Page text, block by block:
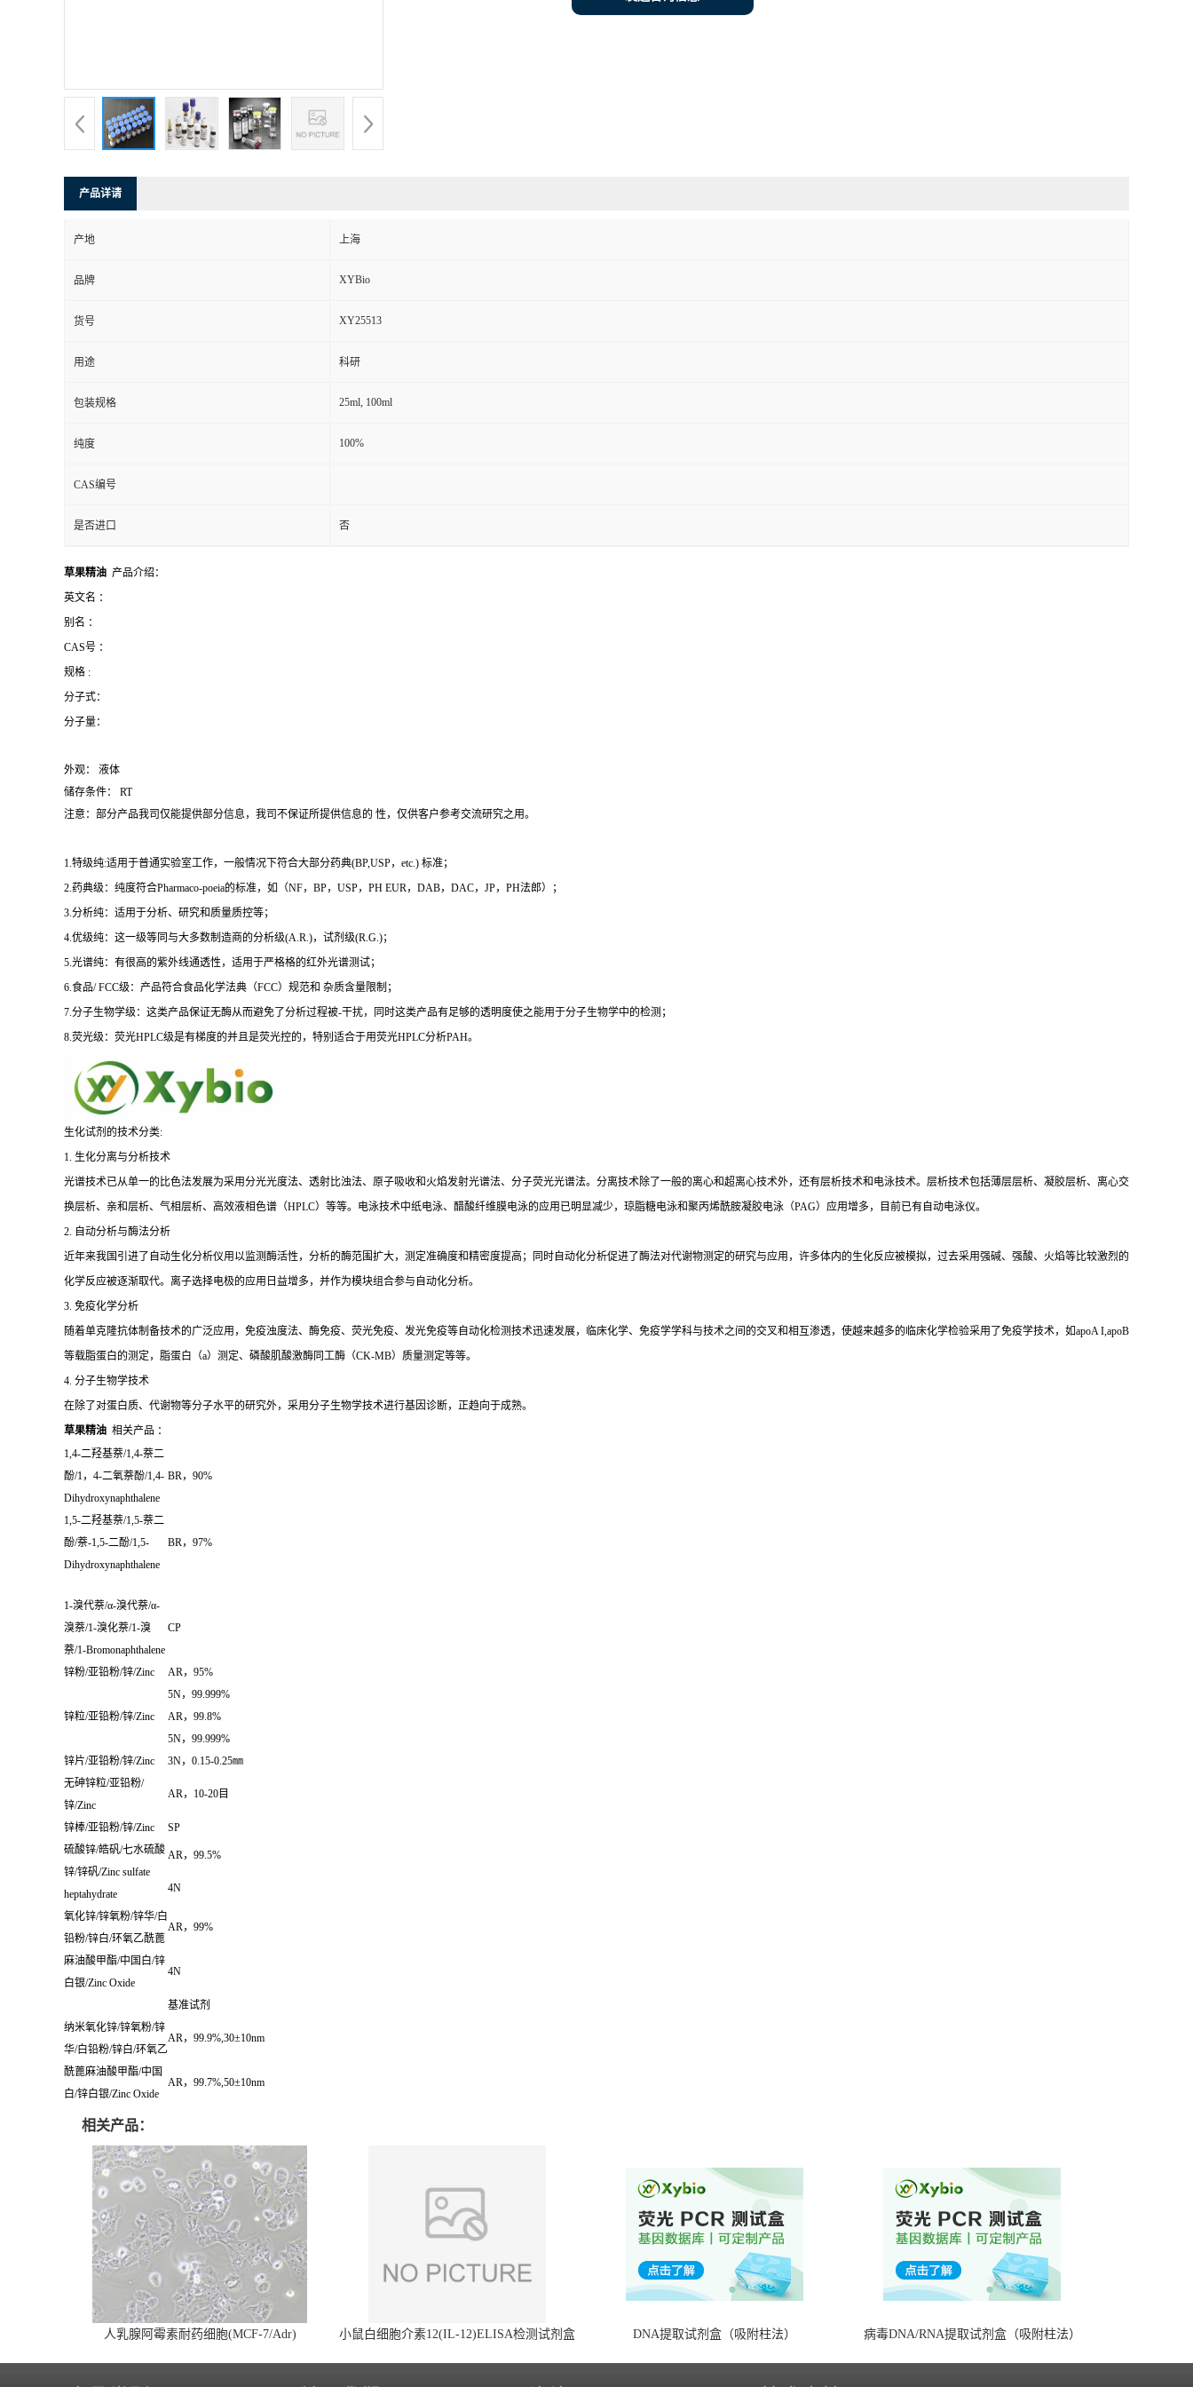
产品详请
产地 上海
品牌 XYBio
货号 XY25513
用途 科研
包装规格 25ml, 100ml
纯度 100%
CAS编号
是否进口 否
草果精油 产品介绍：
英文名 ：
别名 ：
CAS号 ：
规格 :
分子式：
分子量：
外观： 液体
储存条件： RT
注意：部分产品我司仅能提供部分信息，我司不保证所提供信息的 性，仅供客户参考交流研究之用。
1.特级纯:适用于普通实验室工作，一般情况下符合大部分药典(BP,USP，etc.) 标准；
2.药典级：纯度符合Pharmaco-poeia的标准，如（NF，BP，USP，PH EUR，DAB，DAC，JP，PH法郎）；
3.分析纯：适用于分析、研究和质量质控等；
4.优级纯：这一级等同与大多数制造商的分析级(A.R.)，试剂级(R.G.)；
5.光谱纯：有很高的紫外线通透性，适用于严格格的红外光谱测试；
6.食品/ FCC级：产品符合食品化学法典（FCC）规范和 杂质含量限制；
7.分子生物学级：这类产品保证无酶从而避免了分析过程被-干扰，同时这类产品有足够的透明度使之能用于分子生物学中的检测；
8.荧光级：荧光HPLC级是有梯度的并且是荧光控的，特别适合于用荧光HPLC分析PAH。
生化试剂的技术分类:
1. 生化分离与分析技术
光谱技术已从单一的比色法发展为采用分光光度法、透射比浊法、原子吸收和火焰发射光谱法、分子荧光光谱法。分离技术除了一般的离心和超离心技术外，还有层析技术和电泳技术。层析技术包括薄层层析、凝胶层析、离心交
换层析、亲和层析、气相层析、高效液相色谱（HPLC）等等。电泳技术中纸电泳、醋酸纤维膜电泳的应用已明显减少，琼脂糖电泳和聚丙烯酰胺凝胶电泳（PAG）应用增多，目前已有自动电泳仪。
2. 自动分析与酶法分析
近年来我国引进了自动生化分析仪用以监测酶活性，分析的酶范围扩大，测定准确度和精密度提高；同时自动化分析促进了酶法对代谢物测定的研究与应用，许多体内的生化反应被模拟，过去采用强碱、强酸、火焰等比较激烈的
化学反应被逐渐取代。离子选择电极的应用日益增多，并作为模块组合参与自动化分析。
3. 免疫化学分析
随着单克隆抗体制备技术的广泛应用，免疫浊度法、酶免疫、荧光免疫、发光免疫等自动化检测技术迅速发展，临床化学、免疫学学科与技术之间的交叉和相互渗透，使越来越多的临床化学检验采用了免疫学技术，如apoA I,apoB
等载脂蛋白的测定，脂蛋白（a）测定、磷酸肌酸激酶同工酶（CK-MB）质量测定等等。
4. 分子生物学技术
在除了对蛋白质、代谢物等分子水平的研究外，采用分子生物学技术进行基因诊断，正趋向于成熟。
草果精油 相关产品 ：
1,4-二羟基萘/1,4-萘二
酚/1， 4-二氧萘酚/1,4-
Dihydroxynaphthalene
BR， 90%
1,5-二羟基萘/1,5-萘二
酚/萘-1,5-二酚/1,5-
Dihydroxynaphthalene
BR， 97%
1-溴代萘/α-溴代萘/α-
溴萘/1-溴化萘/1-溴
萘/1-Bromonaphthalene
CP
锌粉/亚铅粉/锌/Zinc AR， 95%
5N， 99.999%
锌粒/亚铅粉/锌/Zinc AR， 99.8%
5N， 99.999%
锌片/亚铅粉/锌/Zinc 3N， 0.15-0.25㎜
无砷锌粒/亚铅粉/
锌/Zinc
AR， 10-20目
锌棒/亚铅粉/锌/Zinc
SP
硫酸锌/皓矾/七水硫酸
锌/锌矾/Zinc sulfate
heptahydrate
AR， 99.5%
4N
氧化锌/锌氧粉/锌华/白
铅粉/锌白/环氧乙酰蓖
麻油酸甲酯/中国白/锌
白银/Zinc Oxide
AR， 99%
4N
基准试剂
纳米氧化锌/锌氧粉/锌
华/白铅粉/锌白/环氧乙
酰蓖麻油酸甲酯/中国
白/锌白银/Zinc Oxide
AR， 99.9%,30±10nm
AR， 99.7%,50±10nm
相关产品：
人乳腺阿霉素耐药细胞(MCF-7/Adr) 小鼠白细胞介素12(IL-12)ELISA检测试剂盒 DNA提取试剂盒（吸附柱法） 病毒DNA/RNA提取试剂盒（吸附柱法）